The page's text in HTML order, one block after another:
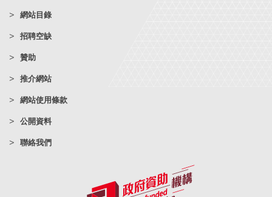
網站目錄
招聘空缺
贊助
推介網站
網站使用條款
公開資料
聯絡我們